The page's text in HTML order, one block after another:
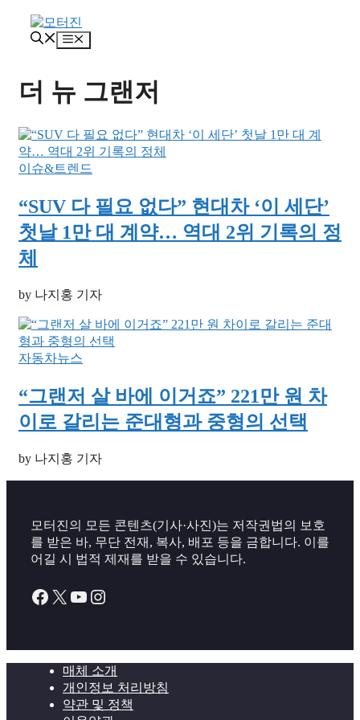
메
더 뉴 그랜저
이슈&트렌드
“SUV 다 필요 없다” 현대차 ‘이 세단’
첫날 1만 대 계약… 역대 2위 기록의 정
체
by 나지홍 기자
자동차뉴스
“그랜저 살 바에 이거죠” 221만 원 차
이로 갈리는 준대형과 중형의 선택
by 나지홍 기자
모터진의 모든 콘텐츠(기사·사진)는 저작권법의 보호
를 받은 바, 무단 전재, 복사, 배포 등을 금합니다. 이를
어길 시 법적 제재를 받을 수 있습니다.
Facebook
X YouTube
Instagram
매체 소개
개인정보 처리방침
약관 및 정책